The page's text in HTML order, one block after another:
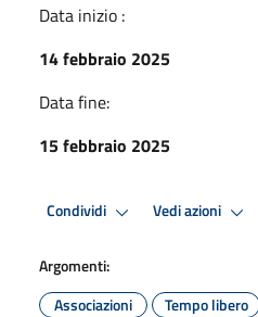
Data inizio :
14 febbraio 2025
Data fine:
15 febbraio 2025
Condividi Vedi azioni
Argomenti:
Associazioni
Tempo libero